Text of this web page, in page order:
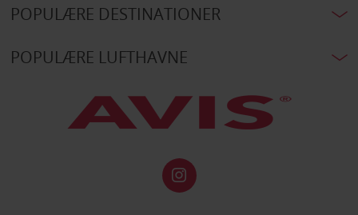
POPULÆRE DESTINATIONER
POPULÆRE LUFTHAVNE